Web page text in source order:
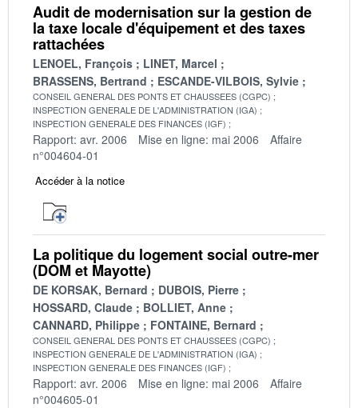
Audit de modernisation sur la gestion de
la taxe locale d'équipement et des taxes
rattachées
LENOEL, François
LINET, Marcel
BRASSENS, Bertrand
ESCANDE-VILBOIS, Sylvie
CONSEIL GENERAL DES PONTS ET CHAUSSEES (CGPC)
INSPECTION GENERALE DE L'ADMINISTRATION (IGA)
INSPECTION GENERALE DES FINANCES (IGF)
Rapport: avr. 2006 Mise en ligne: mai 2006
Affaire
n°004604-01
Accéder à la notice
La politique du logement social outre-mer
(DOM et Mayotte)
DE KORSAK, Bernard
DUBOIS, Pierre
HOSSARD, Claude
BOLLIET, Anne
CANNARD, Philippe
FONTAINE, Bernard
CONSEIL GENERAL DES PONTS ET CHAUSSEES (CGPC)
INSPECTION GENERALE DE L'ADMINISTRATION (IGA)
INSPECTION GENERALE DES FINANCES (IGF)
Rapport: avr. 2006 Mise en ligne: mai 2006
Affaire
n°004605-01